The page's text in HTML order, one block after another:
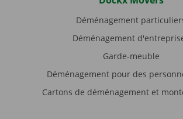
Déménagement
Déménagement
Garde-meuble
Déménagement pour des
Cartons de déménagement et